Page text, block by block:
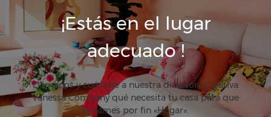
¡Estás en el lugar
adecuado !
Llámanos y cuéntale a nuestra directora creativa
Vanessa Company qué necesita tu casa para que
la llames por fin «Hogar».